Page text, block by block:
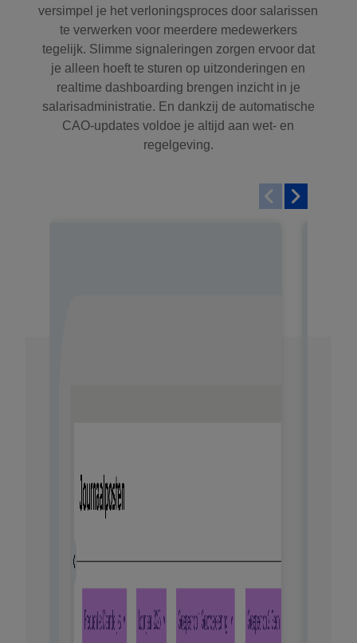
versimpel je het verloningsproces door salarissen
te verwerken voor meerdere medewerkers
tegelijk. Slimme signaleringen zorgen ervoor dat
je alleen hoeft te sturen op uitzonderingen en
realtime dashboarding brengen inzicht in je
salarisadministratie. En dankzij de automatische
CAO-updates voldoe je altijd aan wet- en
regelgeving.